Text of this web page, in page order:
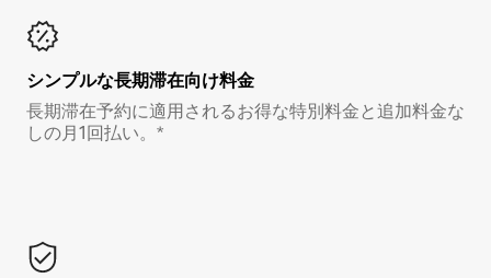
シンプルな長期滞在向け料金
長期滞在予約に適用されるお得な特別料金と追加料金な
しの月1回払い。*